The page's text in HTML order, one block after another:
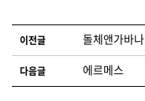
글 네비게이션
이전글 돌체앤가바나
다음글 에르메스